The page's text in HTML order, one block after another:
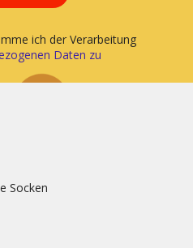
ich der Verarbeitung
Daten zu
Socken